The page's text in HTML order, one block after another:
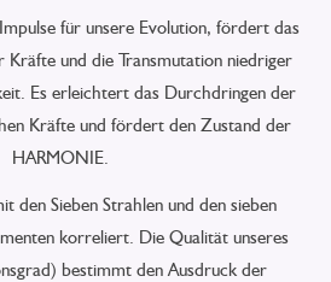
für unsere Evolution, fördert das
Kräfte und die Transmutation niedriger
Es erleichtert das Durchdringen der
Kräfte und fördert den Zustand der
HARMONIE.
den Sieben Strahlen und den sieben
korreliert. Die Qualität unseres
bestimmt den Ausdruck der